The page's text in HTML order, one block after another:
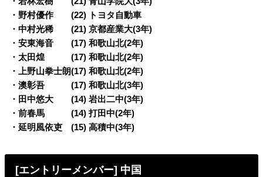
・野村優作 (22) トヨタ自動車
・中村光稀 (21) 京都産業大(3年)
・安東海音 (17) 和歌山北(2年)
・太田煌 (17) 和歌山北(2年)
・上野山拳士朗(17) 和歌山北(2年)
・澳彰吾 (17) 和歌山北(3年)
・田中悠大 (14) 岩出二中(3年)
・前春馬 (14) 打田中(2年)
・延明風依吏 (15) 高積中(3年)
[エントリーメンバー] 中国